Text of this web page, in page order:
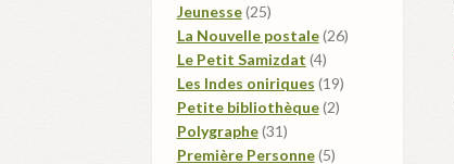
Jeunesse 2525
produits
La Nouvelle postale 2626
Le Petit Samizdat 44
produits
Les Indes oniriques 1919
produits
Petite bibliothèque 22
Polygraphe 3131
produits
Première Personne 55